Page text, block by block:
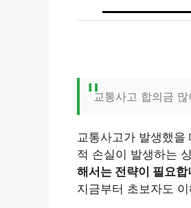
교통사고 합의금
교통사고가 발생했을
적 손실이 발생하는
해서는 전략이 필요합
지금부터 초보자도